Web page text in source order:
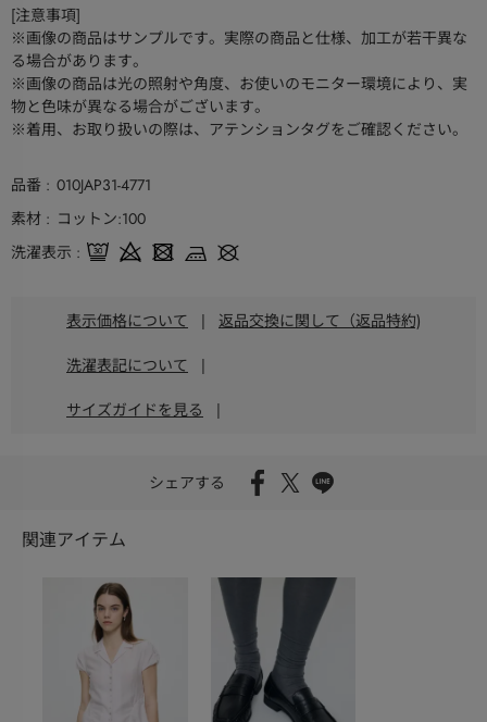
[注意事項]
※画像の商品はサンプルです。実際の商品と仕様、加工が若干異な
る場合があります。
※画像の商品は光の照射や角度、お使いのモニター環境により、実
物と色味が異なる場合がございます。
※着用、お取り扱いの際は、アテンションタグをご確認ください。
品番
010JAP31-4771
素材
コットン:100
洗濯表示
表示価格について | 返品交換に関して（返品特約)
洗濯表記について |
サイズガイドを見る |
シェアする
関連アイテム